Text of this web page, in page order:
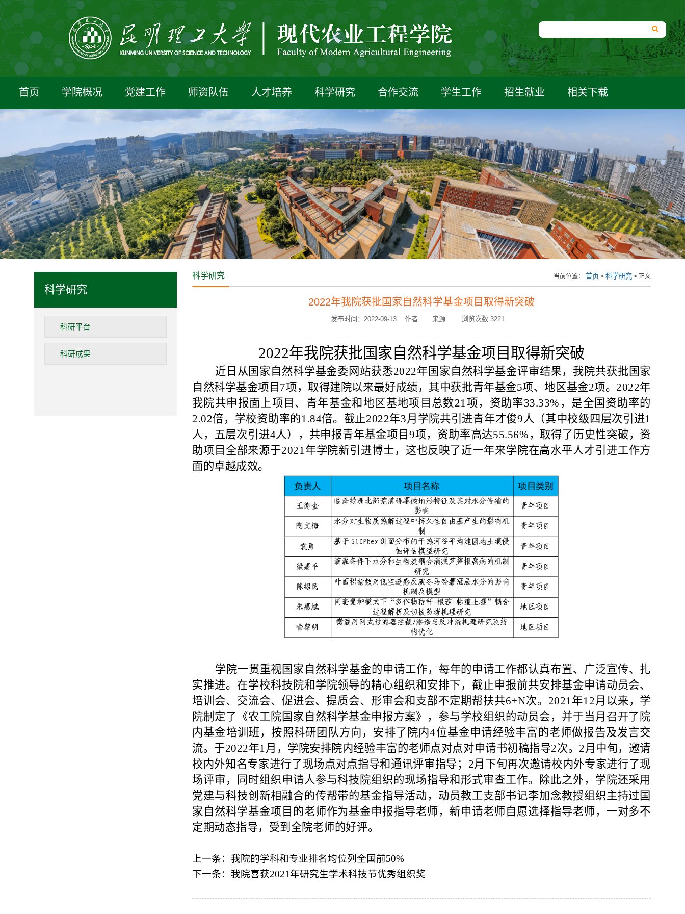
首页 学院概况 党建工作 师资队伍 人才培养 科学研究 合作交流 学生工作 招生就业 相关下载
科学研究
科研平台
科研成果
科学研究 当前位置： 首页 > 科学研究 > 正文
2022年我院获批国家自然科学基金项目取得新突破
发布时间：2022-09-13 作者: 来源: 浏览次数:3221
2022年我院获批国家自然科学基金项目取得新突破
近日从国家自然科学基金委网站获悉2022年国家自然科学基金评审结果，我院共获批国家
自然科学基金项目7项，取得建院以来最好成绩，其中获批青年基金5项、地区基金2项。2022年
我院共申报面上项目、青年基金和地区基地项目总数21项，资助率33.33%，是全国资助率的
2.02倍，学校资助率的1.84倍。截止2022年3月学院共引进青年才俊9人（其中校级四层次引进1
人，五层次引进4人），共申报青年基金项目9项，资助率高达55.56%，取得了历史性突破，资
助项目全部来源于2021年学院新引进博士，这也反映了近一年来学院在高水平人才引进工作方
面的卓越成效。
学院一贯重视国家自然科学基金的申请工作，每年的申请工作都认真布置、广泛宣传、扎
实推进。在学校科技院和学院领导的精心组织和安排下，截止申报前共安排基金申请动员会、
培训会、交流会、促进会、提质会、形审会和支部不定期帮扶共6+N次。2021年12月以来，学
院制定了《农工院国家自然科学基金申报方案》，参与学校组织的动员会，并于当月召开了院
内基金培训班，按照科研团队方向，安排了院内4位基金申请经验丰富的老师做报告及发言交
流。于2022年1月，学院安排院内经验丰富的老师点对点对申请书初稿指导2次。2月中旬，邀请
校内外知名专家进行了现场点对点指导和通讯评审指导；2月下旬再次邀请校内外专家进行了现
场评审，同时组织申请人参与科技院组织的现场指导和形式审查工作。除此之外，学院还采用
党建与科技创新相融合的传帮带的基金指导活动，动员教工支部书记李加念教授组织主持过国
家自然科学基金项目的老师作为基金申报指导老师，新申请老师自愿选择指导老师，一对多不
定期动态指导，受到全院老师的好评。
上一条： 我院的学科和专业排名均位列全国前50%
下一条： 我院喜获2021年研究生学术科技节优秀组织奖